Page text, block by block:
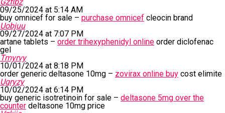
09/25/2024 at 5:14 AM
buy omnicef for sale – purchase omnicef cleocin brand
Uobjuu
09/27/2024 at 7:07 PM
artane tablets – order trihexyphenidyl online order diclofenac
gel
Tmyrvy
10/01/2024 at 8:18 PM
order generic deltasone 10mg – zovirax online buy cost elimite
Ugryzy
10/02/2024 at 6:14 PM
buy generic isotretinoin for sale – deltasone 5mg over the
counter deltasone 10mg price